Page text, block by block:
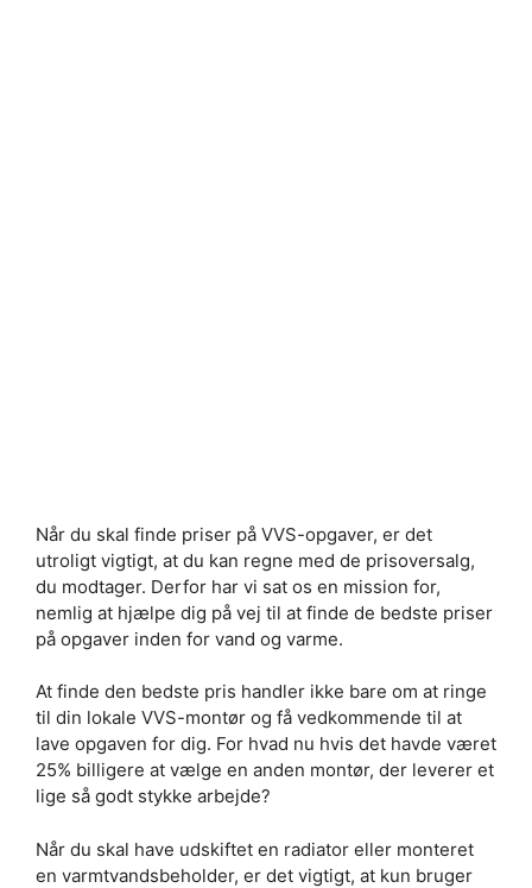
Når du skal finde priser på VVS-opgaver, er det
utroligt vigtigt, at du kan regne med de prisoversalg,
du modtager. Derfor har vi sat os en mission for,
nemlig at hjælpe dig på vej til at finde de bedste priser
på opgaver inden for vand og varme.
At finde den bedste pris handler ikke bare om at ringe
til din lokale VVS-montør og få vedkommende til at
lave opgaven for dig. For hvad nu hvis det havde været
25% billigere at vælge en anden montør, der leverer et
lige så godt stykke arbejde?
Når du skal have udskiftet en radiator eller monteret
en varmtvandsbeholder, er det vigtigt, at kun bruger